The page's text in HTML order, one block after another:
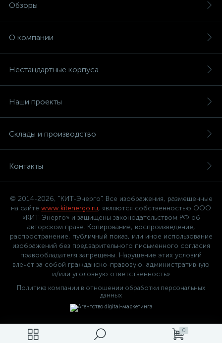
0
Обзоры
О компании
Нестандартные корпуса
Наши проекты
Склады и производство
Контакты
© 2014-2026, "КИТ-Энерго". Все изображения, размещённые
на сайте www.kitenergo.ru, являются собственностью ООО
«КИТ-Энерго» и защищены законодательством РФ об
авторском праве. Копирование, воспроизведение,
распространение, публичный показ, или иное использование
изображений без предварительного письменного согласия
правообладателя запрещены. Нарушение этих условий
влечёт за собой гражданско-правовую, административную
и/или уголовную ответственность»
Политика компании в отношении обработки персональных
данных